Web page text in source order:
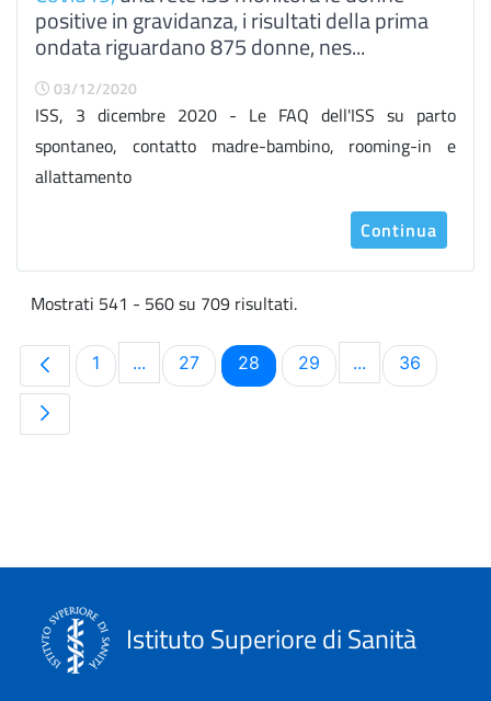
positive in gravidanza, i risultati della prima
ondata riguardano 875 donne, nes...
03/12/2020
ISS, 3 dicembre 2020 - Le FAQ dell'ISS su parto
spontaneo, contatto madre-bambino, rooming-in e
allattamento
Continua
Mostrati 541 - 560 su 709 risultati.
Pagina
1 ...Pagine intermedie Use TAB to navigate.
Pagina
27 Pagina
28 Pagina
29 ...PaginePagina
36
Istituto Superiore di Sanità